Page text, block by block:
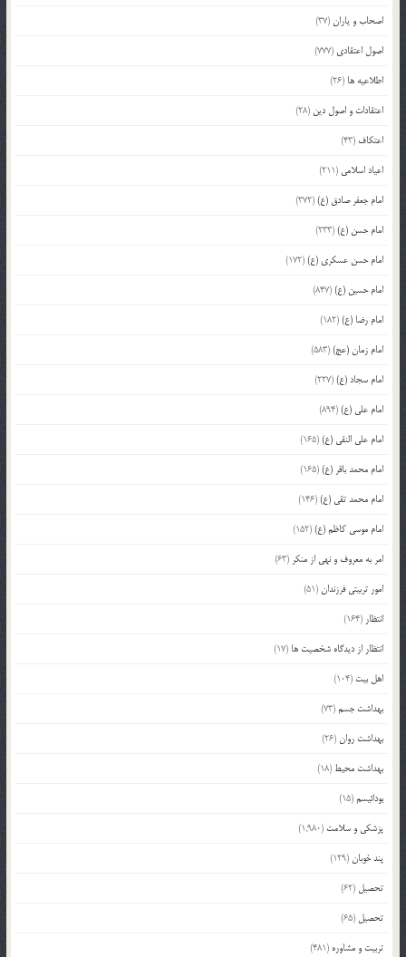
اصحاب و یاران(37)
اصول اعتقادی (777)
اطلاعیه ها (26)
اعتقادات و اصول دین (28)
اعتکاف (43)
اعیاد اسلامی (211)
امام جعفر صادق (ع)(372)
امام حسن (ع)(233)
امام حسن عسکری (ع)(172)
امام حسین (ع)(847)
امام رضا (ع)(182)
امام زمان (عج)(583)
امام سجاد (ع)(227)
امام علی (ع)(894)
امام علی النقی (ع)(165)
امام محمد باقر (ع)(165)
امام محمد تقی (ع)(146)
امام موسی کاظم (ع)(152)
امر به معروف و نهی از منکر (63)
امور تربیتی فرزندان(51)
انتظار (164)
انتظار از دیدگاه شخصیت ها (17)
اهل بیت (104)
بهداشت جسم(73)
بهداشت روان(26)
بهداشت محیط (18)
بودائیسم(15)
پزشکی و سلامت (1,980)
پند خوبان(129)
تحصیل (62)
تحصیل (65)
تربیت و مشاوره (481)